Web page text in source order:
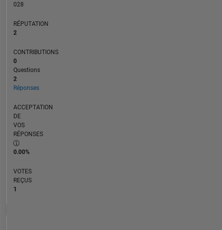
028
RÉPUTATION
2
CONTRIBUTIONS
0
Questions
2
Réponses
ACCEPTATION
DE
VOS
RÉPONSES
0.00%
VOTES
REÇUS
1